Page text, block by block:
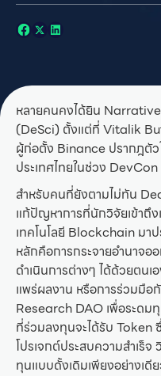
หลายคนคงได้ยิน
(DeSci) ตั้งแต่ที่ Vitalik
ผู้ก่อตั้ง Binance ปรากฎตั
ประเทศไทยในช่วง
สำหรับคนที่ยังตามไม่ทัน
แก้ปัญหาการที่นักวิจัยเข้าถึง
เทคโนโลยี Blockchain มา
หลักคือการกระจายอำนาจอ
ดำเนินการต่างๆ ได้ด้วยตนเ
แพร่ผลงาน หรือการร่วมมื
Research DAO เพื่อระดม
ที่ร่วมลงทุนจะได้รับ Token
โปรเจกต์ประสบความสำเร็
ทุนแบบดั้งเดิมเพียงอย่างเดี